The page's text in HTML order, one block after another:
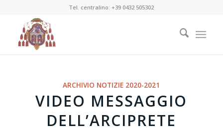
Tel. centralino:+39 0432 505302
ARCHIVIO NOTIZIE 2020-2021
VIDEO MESSAGGIO
DELL’ARCIPRETE